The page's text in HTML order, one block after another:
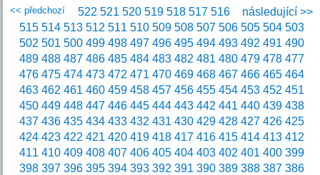
<< předchozí následující >>
522 521 520 519 518 517 516
515 514 513 512 511 510 509 508 507 506 505 504 503
502 501 500 499 498 497 496 495 494 493 492 491 490
489 488 487 486 485 484 483 482 481 480 479 478 477
476 475 474 473 472 471 470 469 468 467 466 465 464
463 462 461 460 459 458 457 456 455 454 453 452 451
450 449 448 447 446 445 444 443 442 441 440 439 438
437 436 435 434 433 432 431 430 429 428 427 426 425
424 423 422 421 420 419 418 417 416 415 414 413 412
411 410 409 408 407 406 405 404 403 402 401 400 399
398 397 396 395 394 393 392 391 390 389 388 387 386